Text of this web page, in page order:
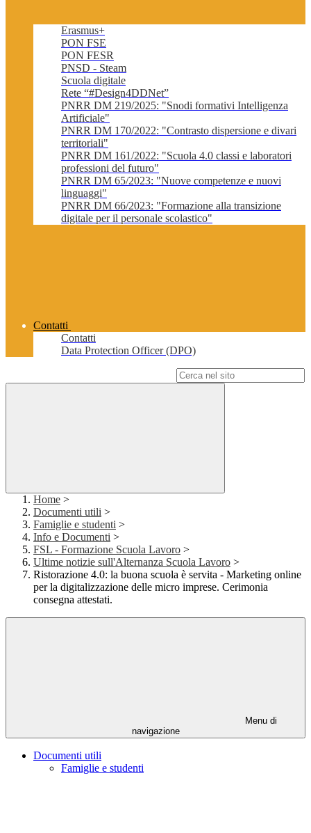
Erasmus+
PON FSE
PON FESR
PNSD - Steam
Scuola digitale
Rete “#Design4DDNet”
PNRR DM 219/2025: "Snodi formativi Intelligenza
Artificiale"
PNRR DM 170/2022: "Contrasto dispersione e divari
territoriali"
PNRR DM 161/2022: "Scuola 4.0 classi e laboratori
professioni del futuro"
PNRR DM 65/2023: "Nuove competenze e nuovi
linguaggi"
PNRR DM 66/2023: "Formazione alla transizione
digitale per il personale scolastico"
Contatti
Contatti
Data Protection Officer (DPO)
Home >
Documenti utili >
Famiglie e studenti >
Info e Documenti >
FSL - Formazione Scuola Lavoro >
Ultime notizie sull'Alternanza Scuola Lavoro >
Ristorazione 4.0: la buona scuola è servita - Marketing online
per la digitalizzazione delle micro imprese. Cerimonia
consegna attestati.
Menu di
navigazione
Documenti utili
Famiglie e studenti